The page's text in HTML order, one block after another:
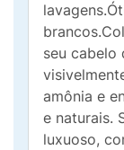
seu cabelo
amônia e
e naturais.
luxuoso,